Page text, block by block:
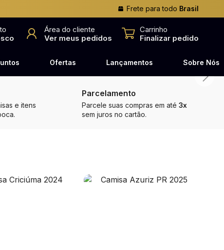
Frete para todo Brasil
Área do cliente
Ver meus pedidos
Carrinho
Finalizar pedido
Ofertas Lançamentos Sobre Nós
e itens
Parcelamento
Parcele suas compras em até 3x
sem juros no cartão.